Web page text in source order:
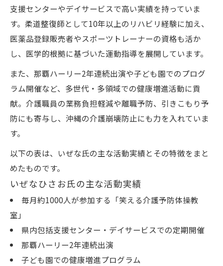
支援センターやデイサービスで高い実績を持っていま
す。柔道整復師として10年以上のリハビリ経験に加え、
医薬品登録販売者やスポーツトレーナーの資格も活か
し、医学的根拠に基づいた運動指導を展開しています。
また、那覇ハーリー2年連続出演や子ども園でのプログ
ラム開催など、多世代・多領域での健康増進活動に貢
献。介護職員の業務負担軽減や離職予防、引きこもり予
防にも寄与し、沖縄の介護崩壊防止にも力を入れていま
す。
以下の表は、いぜな氏の主な活動実績とその特徴をまと
めたものです。
いぜなひさお氏の主な活動実績
毎月約1000人が参加する「笑える介護予防体操教
室」
県内包括支援センター・デイサービスでの定期開催
那覇ハーリー2年連続出演
子ども園での健康増進プログラム